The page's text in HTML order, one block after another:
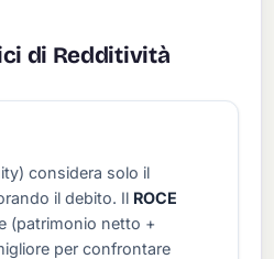
di Redditività
considera solo il
il debito. Il ROCE
(patrimonio netto +
per confrontare